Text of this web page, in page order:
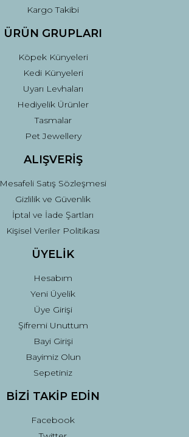
Kargo Takibi
ÜRÜN GRUPLARI
Köpek Künyeleri
Kedi Künyeleri
Uyarı Levhaları
Hediyelik Ürünler
Tasmalar
Pet Jewellery
ALIŞVERİŞ
Mesafeli Satış Sözleşmesi
Gizlilik ve Güvenlik
İptal ve İade Şartları
Kişisel Veriler Politikası
ÜYELİK
Hesabım
Yeni Üyelik
Üye Girişi
Şifremi Unuttum
Bayi Girişi
Bayimiz Olun
Sepetiniz
BİZİ TAKİP EDİN
Facebook